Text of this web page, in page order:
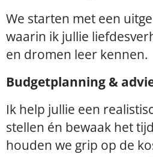
We starten met een
waarin ik jullie
en dromen leer kennen.
Budgetplanning &
Ik help jullie een
stellen én bewaak het
houden we grip op de